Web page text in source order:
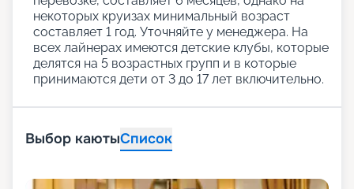
некоторых круизах минимальный возраст
составляет 1 год. Уточняйте у менеджера. На
всех лайнерах имеются детские клубы, которые
делятся на 5 возрастных групп и в которые
принимаются дети от 3 до 17 лет включительно.
Выбор каютыСписок